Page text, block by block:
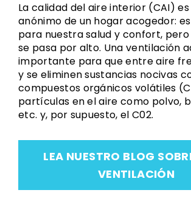
La calidad del aire interior (CAI)
anónimo de un hogar acogedor:
para nuestra salud y confort,
se pasa por alto. Una ventilación
importante para que entre aire
y se eliminen sustancias nocivas
compuestos orgánicos volátiles
partículas en el aire como polvo,
etc. y, por supuesto, el C02.
LEA NUESTRO BLOG
VENTILACIÓN